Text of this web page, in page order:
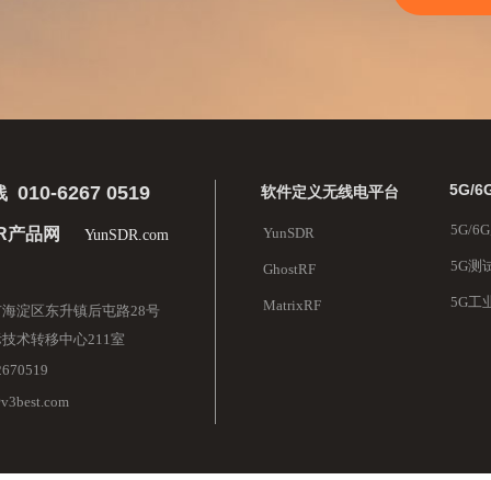
YunSDR
GhostRF
MatrixRF
软件定义无线电平台
淀区东升镇后屯路28号
术转移中心211室
010-6267 0519 5G/
5G/
5G测
5G工
产品网 YunSDR.com